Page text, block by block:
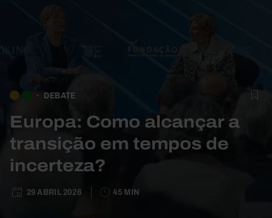
DEBATE
Europa: Como alcançar a
transição em tempos de
incerteza?
29 ABRIL 2026 45 MIN